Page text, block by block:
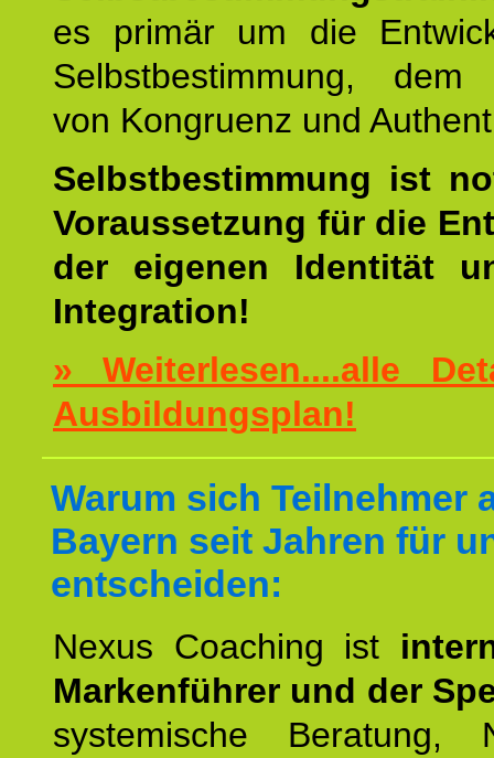
es primär um die
Selbstbestimmung, dem
von Kongruenz und
Selbstbestimmung ist
Voraussetzung für die
der eigenen Identität
Integration!
» Weiterlesen....alle
Ausbildungsplan!
Warum sich Teilnehmer
Bayern seit Jahren für
entscheiden:
Nexus Coaching ist
Markenführer und der
systemische Beratung,